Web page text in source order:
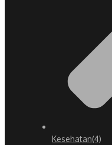
Kesehatan(4)